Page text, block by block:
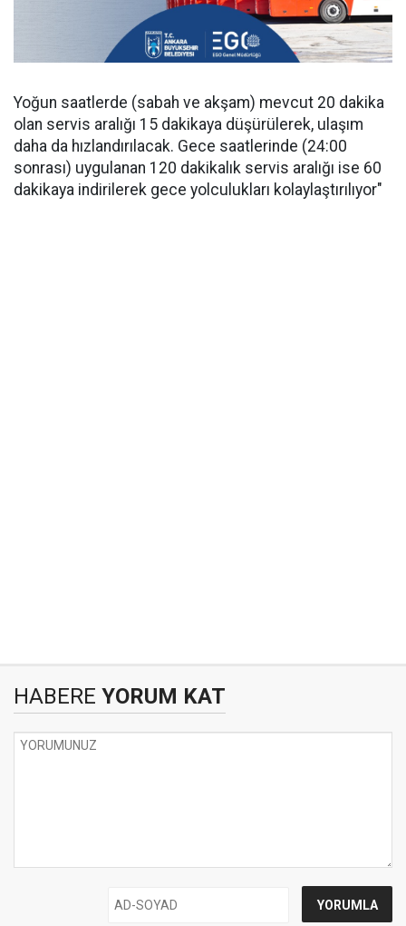
Yoğun saatlerde (sabah ve akşam) mevcut 20 dakika
olan servis aralığı 15 dakikaya düşürülerek, ulaşım
daha da hızlandırılacak. Gece saatlerinde (24:00
sonrası) uygulanan 120 dakikalık servis aralığı ise 60
dakikaya indirilerek gece yolculukları kolaylaştırılıyor"
HABERE YORUM KAT